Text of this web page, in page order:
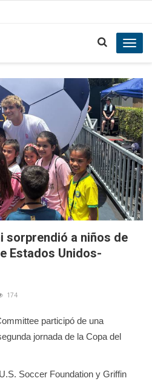
sorprendió a niños de
Estados Unidos-
174
participó de una
jornada de la Copa del
Soccer Foundation y Griffin